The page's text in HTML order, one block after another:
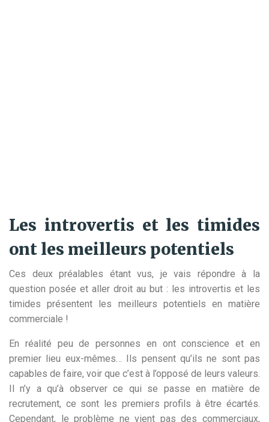
Les introvertis et les timides
ont les meilleurs potentiels
Ces deux préalables étant vus, je vais répondre à la
question posée et aller droit au but : les introvertis et les
timides présentent les meilleurs potentiels en matière
commerciale !
En réalité peu de personnes en ont conscience et en
premier lieu eux-mêmes… Ils pensent qu’ils ne sont pas
capables de faire, voir que c’est à l’opposé de leurs valeurs.
Il n’y a qu’à observer ce qui se passe en matière de
recrutement, ce sont les premiers profils à être écartés.
Cependant, le problème ne vient pas des commerciaux,